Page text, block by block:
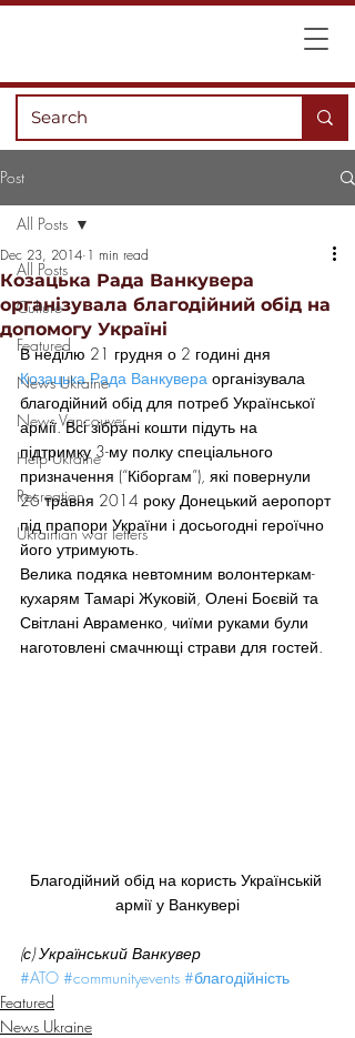
Post
All Posts
Culture
Featured
News Ukraine
News Vancouver
Help Ukraine
Recreation
Ukrainian war letters
All Posts
Козацька Рада Ванкувера
організувала благодійний обід на
допомогу Україні
Dec 23, 2014 1 min read
В неділю 21 грудня о 2 годині дня
Козацька Рада Ванкувера організувала
благодійний обід для потреб Української
армії. Всі зібрані кошти підуть на
підтримку 3-му полку спеціального
призначення (“Кіборгам”), які повернули
26 травня 2014 року Донецький аеропорт
під прапори України і досьогодні героїчно
його утримують.
Велика подяка невтомним волонтеркам-
кухарям Тамарі Жуковій, Олені Боєвій та
Світлані Авраменко, чиїми руками були
наготовлені смачнющі страви для гостей.
Благодійний обід на користь Українській
армії у Ванкувері
(с) Український Ванкувер
#ATO #communityevents #благодійність
Featured
News Ukraine